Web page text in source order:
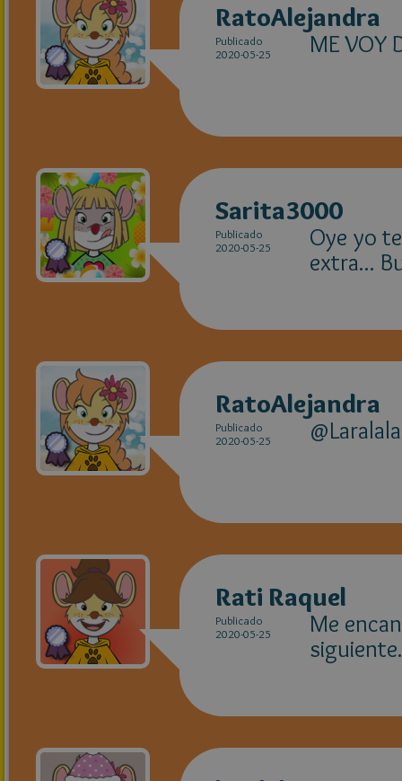
RatoAlejandra
Publicado
2020-05-25
ME VOY
Sarita3000
Publicado
2020-05-25
Oye yo
extra...
RatoAlejandra
Publicado
2020-05-25
Rati Raquel
Publicado
2020-05-25
Me